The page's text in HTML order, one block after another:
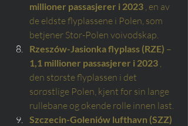
millioner passasjerer i 2023 , en av
de eldste flyplassene i Polen, som
betjener Stor-Polen voivodskap.
Rzeszów-Jasionka flyplass (RZE) –
1,1 millioner passasjerer i 2023 ,
den største flyplassen i det
sørøstlige Polen, kjent for sin lange
rullebane og økende rolle innen last.
Szczecin-Goleniów lufthavn (SZZ)